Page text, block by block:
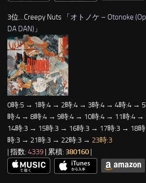
3位…Creepy Nuts 「 オトノケ – Otonoke
DA DAN) 」
0時:5 → 1時:4 → 2時:4 → 3時:4 → 4時:4 →
時:4 → 8時:4 → 9時:4 → 10時:4 → 11時:4 →
14時:3 → 15時:3 → 16時:3 → 17時:3 → 18
時:3 → 21時:3 → 22時:3 → 23時:3
| 指数: 4339 | 累積: 380160